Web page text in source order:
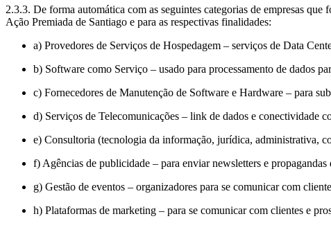
2.3.3. De forma automática com as seguintes categorias de empresas
Ação Premiada de Santiago e para as respectivas finalidades:
a) Provedores de Serviços de Hospedagem – serviços de Data
b) Software como Serviço – usado para processamento de dados
c) Fornecedores de Manutenção de Software e Hardware – para
d) Serviços de Telecomunicações – link de dados e conectividade
e) Consultoria (tecnologia da informação, jurídica, administrativa,
f) Agências de publicidade – para enviar newsletters e propagandas
g) Gestão de eventos – organizadores para se comunicar com
h) Plataformas de marketing – para se comunicar com clientes e